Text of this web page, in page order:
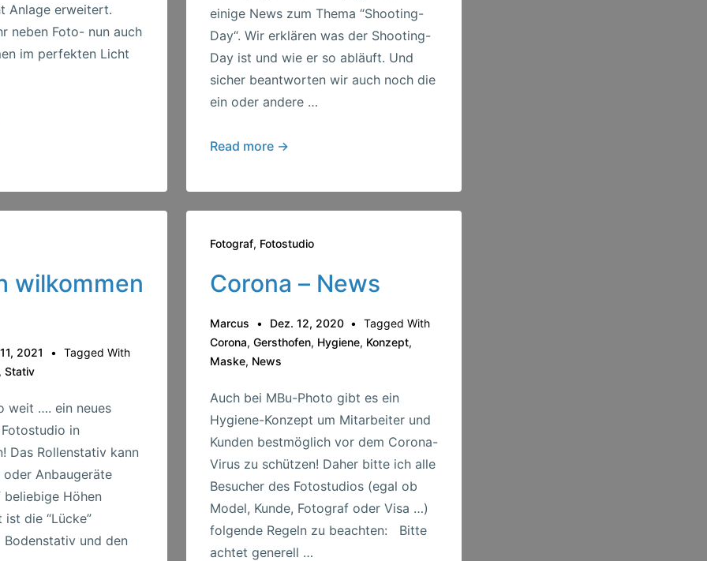
Anlage erweitert.
neben Foto- nun auch
im perfekten Licht
einige News zum Thema “Shooting-
Day“. Wir erklären was der Shooting-
Day ist und wie er so abläuft. Und
sicher beantworten wir auch noch die
ein oder andere …
MBu-
–
Shooting-
Read more →
wilkommen
2021
Tagged With
Stativ
weit …. ein neues
in
Das Rollenstativ kann
Anbaugeräte
beliebige Höhen
die “Lücke”
Bodenstativ und den
Fotograf, Fotostudio
Corona – News
Marcus Dez. 12, 2020
Tagged With
Corona, Gersthofen, Hygiene, Konzept,
Maske, News
Auch bei MBu-Photo gibt es ein
Hygiene-Konzept um Mitarbeiter und
Kunden bestmöglich vor dem Corona-
Virus zu schützen! Daher bitte ich alle
Besucher des Fotostudios (egal ob
Model, Kunde, Fotograf oder Visa …)
folgende Regeln zu beachten: Bitte
achtet generell …